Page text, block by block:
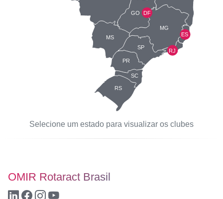
MS
GO
PR
SC
RS
SP
MG
RJ
ES
DF
Selecione um estado para visualizar os clubes
OMIR Rotaract Brasil